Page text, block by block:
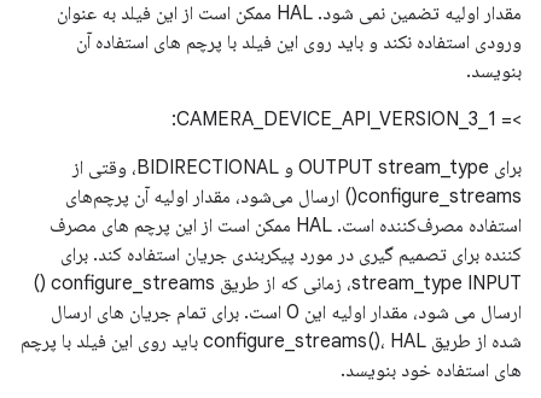
مقدار اولیه تضمین نمی شود. HAL ممکن است از این فیلد به عنوان
ورودی استفاده نکند و باید روی این فیلد با پرچم های استفاده آن
بنویسد.
>= CAMERA_DEVICE_API_VERSION_3_1:
برای OUTPUT stream_type و BIDIRECTIONAL، وقتی از
configure_streams() ارسال می‌شود، مقدار اولیه آن پرچم‌های
استفاده مصرف‌کننده است. HAL ممکن است از این پرچم های مصرف
کننده برای تصمیم گیری در مورد پیکربندی جریان استفاده کند. برای
stream_type INPUT، زمانی که از طریق configure_streams ()
ارسال می شود، مقدار اولیه این 0 است. برای تمام جریان های ارسال
شده از طریق configure_streams()، HAL باید روی این فیلد با پرچم
های استفاده خود بنویسد.